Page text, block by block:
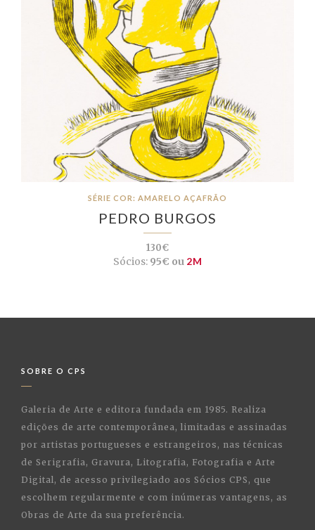
SÉRIE COR: AMARELO AÇAFRÃO
PEDRO BURGOS
130€
Sócios:95€ ou 2M
SOBRE O CPS
Galeria de Arte e editora fundada em 1985. Realiza
edições de arte contemporânea, limitadas e assinadas
por artistas portugueses e estrangeiros, nas técnicas
de Serigrafia, Gravura, Litografia, Fotografia e Arte
Digital, de acesso privilegiado aos Sócios CPS, que
escolhem regularmente e com inúmeras vantagens, as
Obras de Arte da sua preferência.